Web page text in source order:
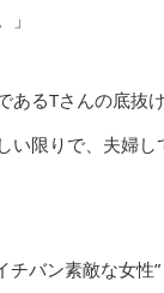
あるTさんの底抜
い限りで、夫婦し
チバン素敵な女性”